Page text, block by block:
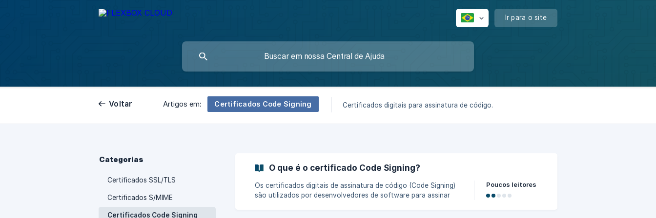
Ir para o site
Voltar Artigos em: Certificados Code Signing Certificados digitais para assinatura de código.
Categorias
Certificados SSL/TLS
Certificados S/MIME
Certificados Code Signing
O que é o certificado Code Signing?
Os certificados digitais de assinatura de código (Code Signing)
são utilizados por desenvolvedores de software para assinar
Poucos leitores